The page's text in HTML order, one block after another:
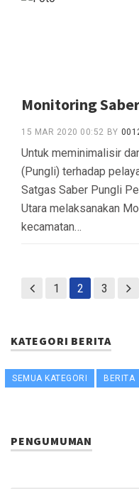
Monitoring
15 MAR 2020 00:52 BY
Untuk meminimalisir
(Pungli) terhadap
Satgas Saber Pungli
Utara melaksanakan
kecamatan…
1 2 3
KATEGORI BERITA
SEMUA KATEGORI BERITA
PENGUMUMAN